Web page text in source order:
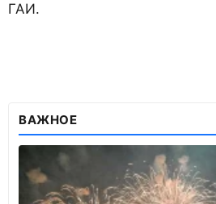
ГАИ.
ВАЖНОЕ